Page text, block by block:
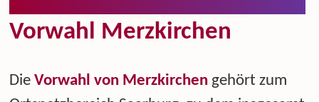
Vorwahl Merzkirchen
DieVorwahl von Merzkirchen gehört zum